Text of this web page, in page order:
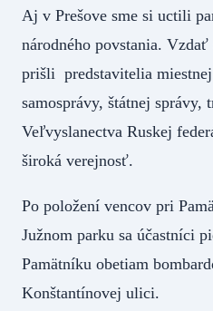
Aj v Prešove sme si uctili
národného povstania.
prišli predstavitelia
samosprávy, štátnej správy,
Veľvyslanectva Ruskej
široká verejnosť.
Po položení vencov pri
Južnom parku sa účastníci
Pamätníku obetiam
Konštantínovej ulici.